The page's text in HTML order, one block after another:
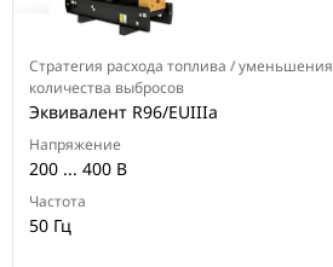
Стратегия расхода топлива / уменьшения
количества выбросов
Эквивалент R96/EUIIIa
Напряжение
200 ... 400 В
Частота
50 Гц